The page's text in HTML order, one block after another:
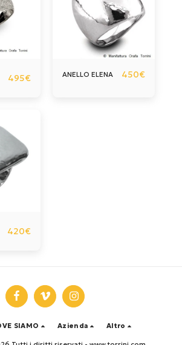
495€ ANELLO ELENA 450€
420€
SIAMO Azienda Altro